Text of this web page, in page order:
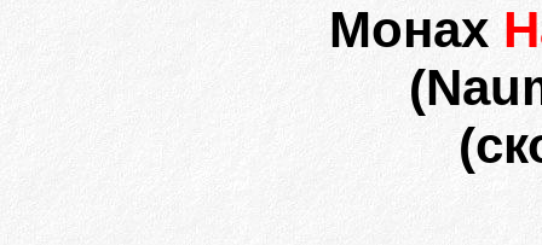
Монах